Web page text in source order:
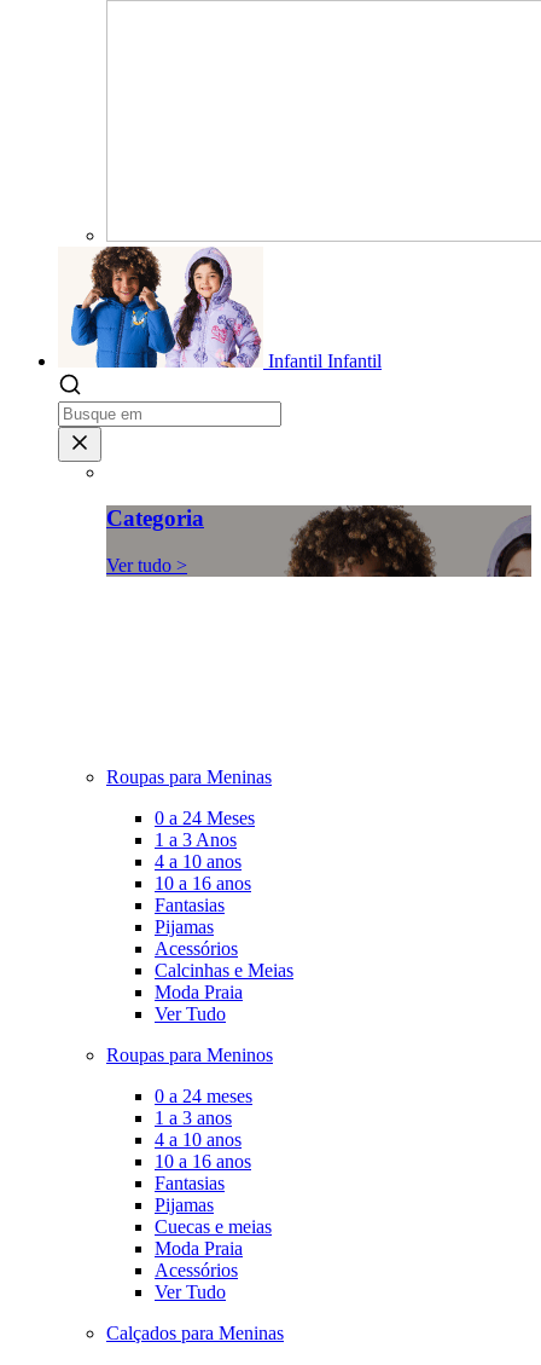
Infantil Infantil
Categoria
Ver tudo >
Roupas para Meninas
0 a 24 Meses
1 a 3 Anos
4 a 10 anos
10 a 16 anos
Fantasias
Pijamas
Acessórios
Calcinhas e Meias
Moda Praia
Ver Tudo
Roupas para Meninos
0 a 24 meses
1 a 3 anos
4 a 10 anos
10 a 16 anos
Fantasias
Pijamas
Cuecas e meias
Moda Praia
Acessórios
Ver Tudo
Calçados para Meninas